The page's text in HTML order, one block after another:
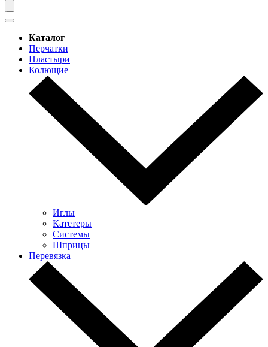
Каталог
Перчатки
Пластыри
Колющие
Иглы
Катетеры
Системы
Шприцы
Перевязка